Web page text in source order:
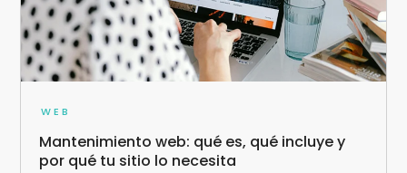
WEB
Mantenimiento web: qué es, qué incluye y
por qué tu sitio lo necesita